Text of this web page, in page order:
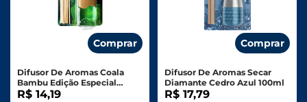
Comprar
Difusor De Aromas Coala
Bambu Edição Especial
100ml
R$ 14,19
Comprar
Difusor De Aromas Secar
Diamante Cedro Azul 100ml
R$ 17,79